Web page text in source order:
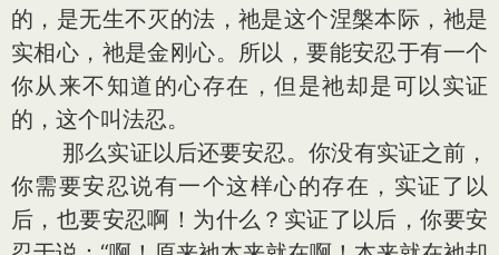
的，是无生不灭的法，祂是这个涅槃本际，祂是
实相心，祂是金刚心。所以，要能安忍于有一个
你从来不知道的心存在，但是祂却是可以实证
的，这个叫法忍。
那么实证以后还要安忍。你没有实证之前，
你需要安忍说有一个这样心的存在，实证了以
后，也要安忍啊！为什么？实证了以后，你要安